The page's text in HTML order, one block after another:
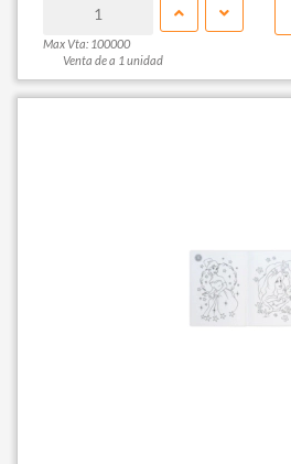
Max Vta: 100000
Venta de a 1 unidad